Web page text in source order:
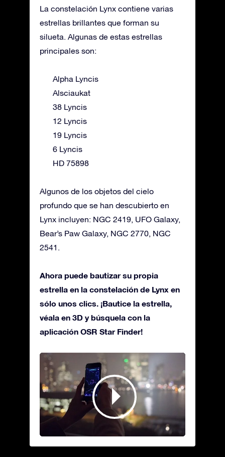
La constelación Lynx contiene varias
estrellas brillantes que forman su
silueta. Algunas de estas estrellas
principales son:
Alpha Lyncis
Alsciaukat
38 Lyncis
12 Lyncis
19 Lyncis
6 Lyncis
HD 75898
Algunos de los objetos del cielo
profundo que se han descubierto en
Lynx incluyen: NGC 2419, UFO Galaxy,
Bear’s Paw Galaxy, NGC 2770, NGC
2541.
Ahora puede bautizar su propia
estrella en la constelación de Lynx en
sólo unos clics. ¡Bautice la estrella,
véala en 3D y búsquela con la
aplicación OSR Star Finder!